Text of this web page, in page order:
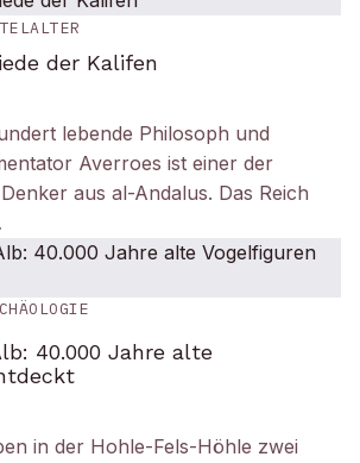
der Kalifen
lebende Philosoph und
Averroes ist einer der
aus al-Andalus. Das Reich
40.000 Jahre alte
in der Hohle-Fels-Höhle zwei